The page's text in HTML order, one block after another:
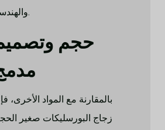
والهندسة.
حجم
بالمقارنة مع المواد الأخرى،
زجاج البورسليكات صغير